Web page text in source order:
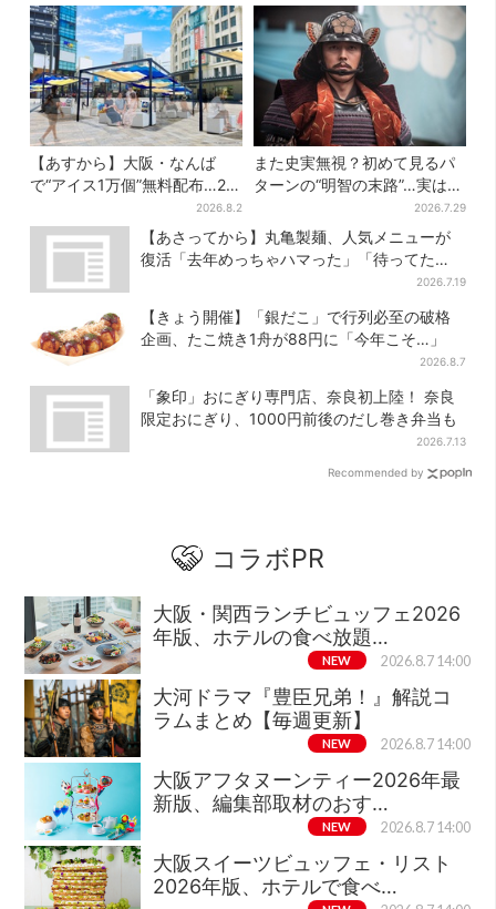
【あすから】大阪・なんば
で“アイス1万個”無料配布…2日
間限定で、ロッテの人気商品
もらえる
2026.8.2
また史実無視？初めて見るパ
ターンの“明智の末路”…実は、
ありえなくもない！？【豊臣
兄弟】
2026.7.29
【あさってから】丸亀製麺、人気メニューが
復活「去年めっちゃハマった」「待ってた
2026.7.19
【きょう開催】「銀だこ」で行列必至の破格
企画、たこ焼き1舟が88円に「今年こそ…」
2026.8.7
「象印」おにぎり専門店、奈良初上陸！ 奈良
限定おにぎり、1000円前後のだし巻き弁当も
2026.7.13
Recommended by
コラボPR
大阪・関西ランチビュッフェ2026
年版、ホテルの食べ放題…
NEW 2026.8.7 14:00
大河ドラマ『豊臣兄弟！』解説コ
ラムまとめ【毎週更新】
NEW 2026.8.7 14:00
大阪アフタヌーンティー2026年最
新版、編集部取材のおす…
NEW 2026.8.7 14:00
大阪スイーツビュッフェ・リスト
2026年版、ホテルで食べ…